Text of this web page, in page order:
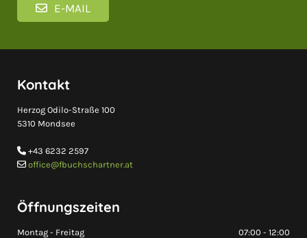
E-MAIL
Kontakt
Herzog Odilo-Straße 100
5310 Mondsee
 +43 6232 2597
 office@fbuchschartner.at
Öffnungszeiten
Montag - Freitag
07:00 - 12:00